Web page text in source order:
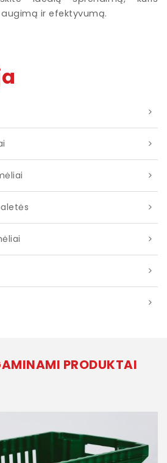
ir efektyvumą.
PRODUKTAI